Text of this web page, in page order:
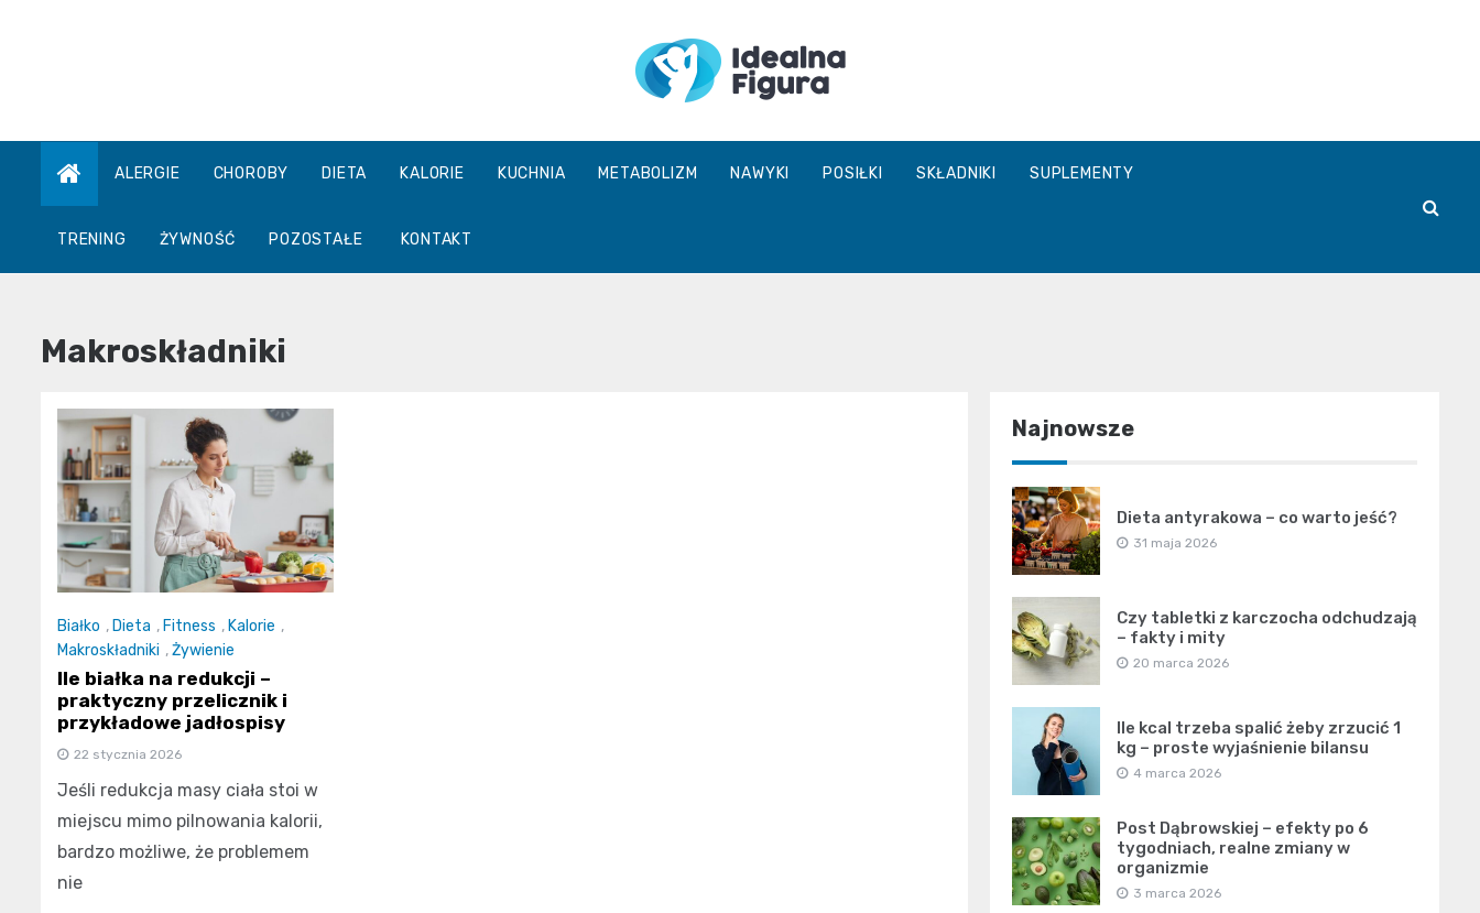
IdealnaFigura.pl
ALERGIE CHOROBY DIETA KALORIE KUCHNIA METABOLIZM NAWYKI POSIŁKI SKŁADNIKI SUPLEMENTY
TRENING ŻYWNOŚĆ POZOSTAŁE KONTAKT
Makroskładniki
Białko , Dieta , Fitness , Kalorie ,
Makroskładniki ,Żywienie
Ile białka na redukcji –
praktyczny przelicznik i
przykładowe jadłospisy
22 stycznia 2026
Jeśli redukcja masy ciała stoi w
miejscu mimo pilnowania kalorii,
bardzo możliwe, że problemem
nie
Najnowsze
Dieta antyrakowa – co warto jeść?
31 maja 2026
Czy tabletki z karczocha odchudzają
– fakty i mity
20 marca 2026
Ile kcal trzeba spalić żeby zrzucić 1
kg – proste wyjaśnienie bilansu
4 marca 2026
Post Dąbrowskiej – efekty po 6
tygodniach, realne zmiany w
organizmie
3 marca 2026